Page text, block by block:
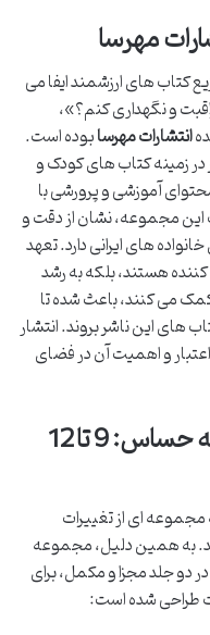
مهرسا
کتاب های ارزشمند ایفا می
و نگهداری کنم؟»،
انتشارات مهرسابوده است.
در زمینه کتاب های کودک و
آموزشی و پرورشی با
این مجموعه، نشان از دقت و
های ایرانی دارد. تعهد
کننده هستند، بلکه به رشد
می کنند، باعث شده تا
های این ناشر بروند. انتشار
و اهمیت آن در فضای
دو جلد مکمل برای دو مرحله حساس: 9 تا 12
ای از تغییرات
به همین دلیل، مجموعه
دو جلد مجزا و مکمل، برای
طراحی شده است: